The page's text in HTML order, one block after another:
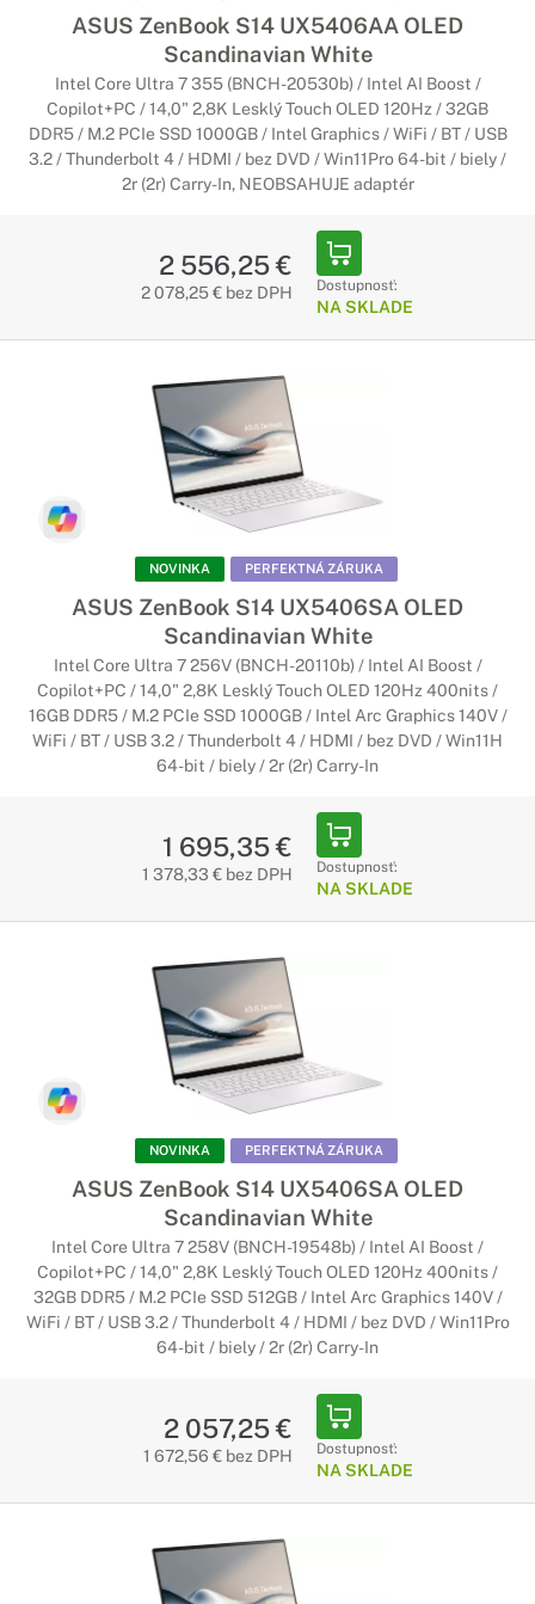
ASUS ZenBook S14 UX5406AA OLED
Scandinavian White
Intel Core Ultra 7 355 (BNCH-20530b) / Intel AI Boost /
Copilot+PC / 14,0" 2,8K Lesklý Touch OLED 120Hz / 32GB
DDR5 / M.2 PCIe SSD 1000GB / Intel Graphics / WiFi / BT / USB
3.2 / Thunderbolt 4 / HDMI / bez DVD / Win11Pro 64-bit / biely /
2r (2r) Carry-In, NEOBSAHUJE adaptér
2 556,25 €
2 078,25 € bez DPH Dostupnosť:
NA SKLADE
NOVINKA PERFEKTNÁ ZÁRUKA
ASUS ZenBook S14 UX5406SA OLED
Scandinavian White
Intel Core Ultra 7 256V (BNCH-20110b) / Intel AI Boost /
Copilot+PC / 14,0" 2,8K Lesklý Touch OLED 120Hz 400nits /
16GB DDR5 / M.2 PCIe SSD 1000GB / Intel Arc Graphics 140V /
WiFi / BT / USB 3.2 / Thunderbolt 4 / HDMI / bez DVD / Win11H
64-bit / biely / 2r (2r) Carry-In
1 695,35 €
1 378,33 € bez DPH Dostupnosť:
NA SKLADE
NOVINKA PERFEKTNÁ ZÁRUKA
ASUS ZenBook S14 UX5406SA OLED
Scandinavian White
Intel Core Ultra 7 258V (BNCH-19548b) / Intel AI Boost /
Copilot+PC / 14,0" 2,8K Lesklý Touch OLED 120Hz 400nits /
32GB DDR5 / M.2 PCIe SSD 512GB / Intel Arc Graphics 140V /
WiFi / BT / USB 3.2 / Thunderbolt 4 / HDMI / bez DVD / Win11Pro
64-bit / biely / 2r (2r) Carry-In
2 057,25 €
1 672,56 € bez DPH Dostupnosť:
NA SKLADE